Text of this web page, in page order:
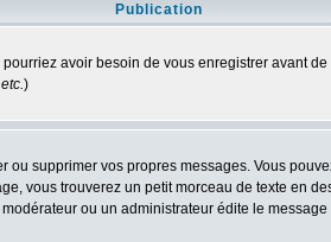
Publication
avoir besoin de vous enregistrer avant
)
supprimer vos propres messages. Vous
vous trouverez un petit morceau de texte en
ou un administrateur édite le